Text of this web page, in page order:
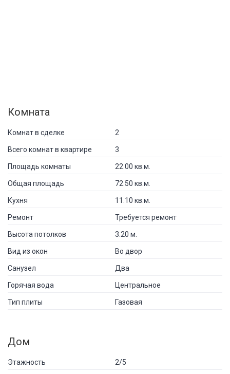
Комната
Комнат в сделке 2
Всего комнат в квартире 3
Площадь комнаты 22.00 кв.м.
Общая площадь 72.50 кв.м.
Кухня 11.10 кв.м.
Ремонт Требуется ремонт
Высота потолков 3.20 м.
Вид из окон Во двор
Санузел Два
Горячая вода Центральное
Тип плиты Газовая
Дом
Этажность 2/5